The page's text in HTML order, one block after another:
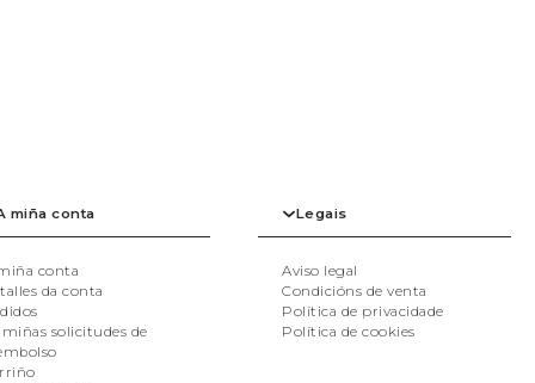
miña conta
conta
da conta
miñas solicitudes de
Legais
Aviso legal
Condicións de venta
Política de privacidade
Política de cookies